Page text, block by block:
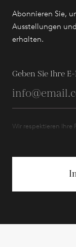
Abonnieren Sie,
Ausstellungen
erhalten.
Geben Sie Ihre
Wir respektieren